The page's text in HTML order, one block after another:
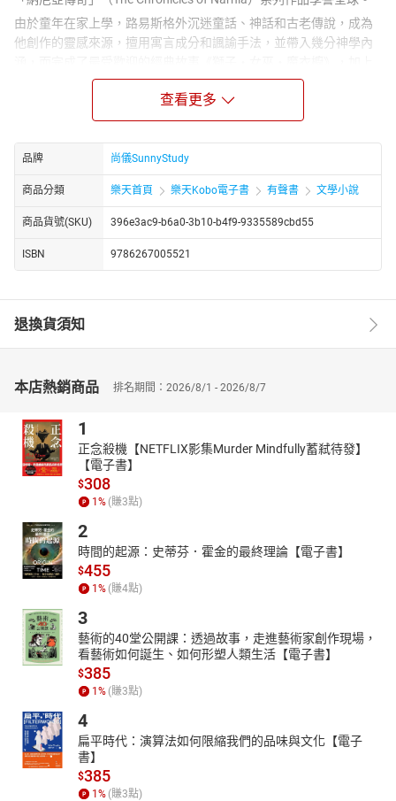
由於童年在家上學，路易斯格外沉迷童話、神話和古老傳說，成為
他創作的靈感來源，擅用寓言成分和諷諭手法，並帶入幾分神學內
後續撰寫的六本書，成為一套7本的「納尼亞傳奇系列」，其中的
《最後一戰》得到了英國兒童文學最高榮譽的卡內基文學獎。
路易斯於牛津大學深造並開始教授英國文學，1954年被劍橋大學推
選為「中世紀及文藝復興時期英國文學」講座教授，持續至退休為
止。其著名作品除了「納尼亞傳奇系列」，尚包括《來自寂靜的星
球》（Out of the Silent Planet）、《四種愛》（The Four
（Mere Christianity），另有許多膾炙人口的神學及中世紀文學相關
《四種愛》書中就可看出他對友誼深刻的描述；另一件可證明他們
兩人情誼就是，路易斯1963年即去世，但1973年托爾金過世的訃文
定，托爾金寫關於時間旅行的神話故事，路易斯寫關於空間旅行的
易斯就沒有《魔戒》。
*C.S.路易斯與愛情－－
獨身半輩子的他在六十歲那一年遇到了此生的摯愛，他們是彼此的
朋友、情人、親人，也是同舟共濟的戰友、信實的同志，但兩年後
卻與所愛天人永隔，這份失去為他帶來無窮苦痛，也將愛人寫進了
作品當中。
*C.S.路易斯與納尼亞－－
一九五O年發表奇幻小說《獅子、女巫、魔衣櫥》，立刻風行一時，
接著他在六年間又以故事中的納尼亞王國為主題，完成六部作品，
組成奇幻文學巨著《納尼亞傳奇》。這套奇幻故事風糜全球半世紀
以上，足足證明每一個人的心底都存在著一個幻想世界。其中的
《最後一戰》一書，為他贏得英國兒童文學的最高榮譽「卡尼基文
學獎」。
【朗讀者簡介】
袁光麟，曾經榮獲八座廣播金鐘獎，從事幕後配音工作將近四十
年，一直為許多知名影集和角色發聲代言，期間並於多所大學院校
及專業機構擔任教職，享有「聲音魔法師」的美譽，現為尚儀數位
學習有限公司的聲音總監，目前正積極協助建立有聲書錄製的平台
與機制，亦為培育後起之秀而奉獻心力。
查看更多
品牌 尚儀SunnyStudy
商品分類 樂天首頁 樂天Kobo電子書 有聲書 文學小說
商品貨號(SKU) 396e3ac9-b6a0-3b10-b4f9-9335589cbd55
ISBN 9786267005521
退換貨須知
本店熱銷商品 排名期間：2026/8/1 - 2026/8/7
1
正念殺機【NETFLIX影集Murder Mindfully蓄弒待發】
【電子書】
$308
1 % (賺3點)
2
時間的起源：史蒂芬．霍金的最終理論【電子書】
$455
1 % (賺4點)
3
藝術的40堂公開課：透過故事，走進藝術家創作現場，
看藝術如何誕生、如何形塑人類生活【電子書】
$385
1 % (賺3點)
4
扁平時代：演算法如何限縮我們的品味與文化【電子
書】
$385
1 % (賺3點)